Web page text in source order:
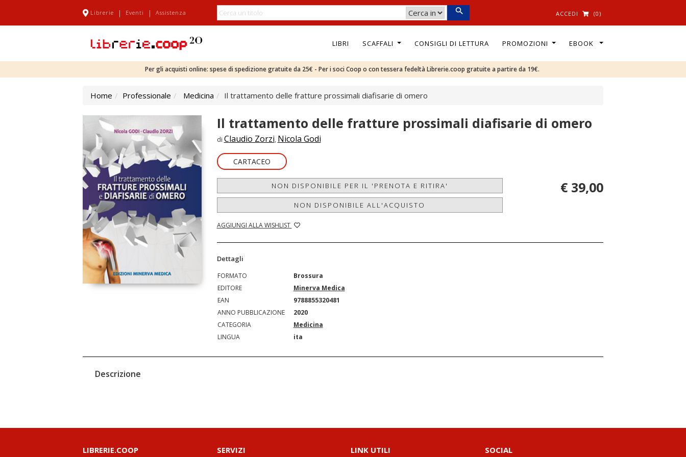
Librerie | Eventi | Assistenza ACCEDI (0)
LIBRI SCAFFALI CONSIGLI DI LETTURA PROMOZIONI EBOOK
Per gli acquisti online: spese di spedizione gratuite da 25€ - Per i soci Coop o con tessera fedeltà Librerie.coop gratuite a partire da 19€.
Home Professionale Medicina Il trattamento delle fratture prossimali diafisarie di omero
Il trattamento delle fratture prossimali diafisarie di omero
di Claudio Zorzi, Nicola Godi
CARTACEO
NON DISPONIBILE PER IL 'PRENOTA E RITIRA'
NON DISPONIBILE ALL'ACQUISTO
AGGIUNGI ALLA WISHLIST
€ 39,00
Dettagli
FORMATO
Brossura
EDITORE
Minerva Medica
EAN
9788855320481
ANNO PUBBLICAZIONE
2020
CATEGORIA
Medicina
LINGUA
ita
Descrizione
LIBRERIE.COOP SERVIZI LINK UTILI SOCIAL